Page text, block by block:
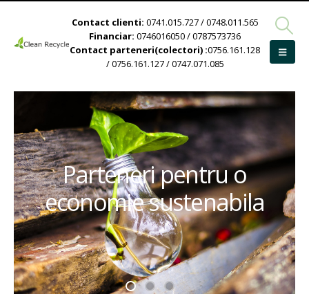
Contact clienti: 0741.015.727 / 0748.011.565
Financiar: 0746016050 / 0787573736
Contact parteneri(colectori) :0756.161.128
/ 0756.161.127 / 0747.071.085
Parteneri pentru o
economie sustenabila